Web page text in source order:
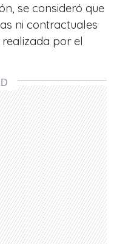
se consideró que
ni contractuales
por el